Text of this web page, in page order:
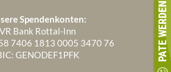
PATE WERDEN
Spendenkonten:
VR Bank Rottal-Inn
7406 1813 0005 3470 76
GENODEF1PFK